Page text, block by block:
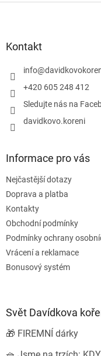
Kontakt
info@
+420 605 248 412
Sledujte nás na
davidkovo.koreni
Informace pro vás
Nejčastější dotazy
Doprava a platba
Kontakty
Obchodní podmínky
Podmínky ochrany
Vrácení a reklamace
Bonusový systém
Svět Davídkova
🎁 FIREMNÍ dárky